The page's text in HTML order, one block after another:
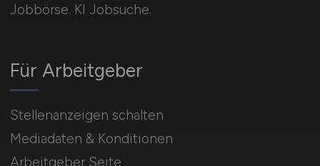
Jobbörse. KI Jobsuche.
Für Arbeitgeber
Stellenanzeigen schalten
Mediadaten & Konditionen
Arbeitgeber Seite